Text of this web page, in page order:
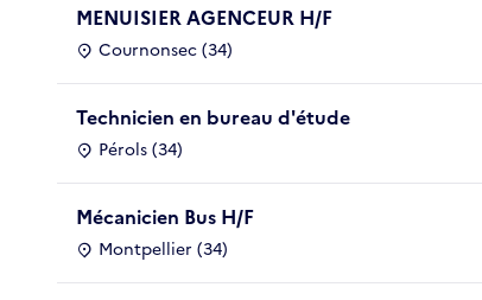
MENUISIER AGENCEUR H/F
Cournonsec (34)
Technicien en bureau d'étude
Pérols (34)
Mécanicien Bus H/F
Montpellier (34)